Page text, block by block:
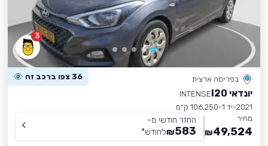
3
בפריסה ארצית 36 צפו ברכב זה
יונדאי I20
INTENSE
2021 יד 1
106,250 ק״מ
מחיר
49,524
₪
החזר חודשי מ-
583
₪לחודש*